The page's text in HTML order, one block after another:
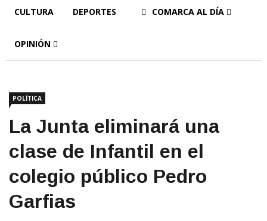
CULTURA DEPORTES COMARCA AL DÍA
OPINIÓN
POLÍTICA
La Junta eliminará una
clase de Infantil en el
colegio público Pedro
Garfias